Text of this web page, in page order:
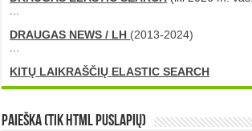
...
DRAUGAS NEWS / LH (2013-2024)
...
KITŲ LAIKRAŠČIŲ ELASTIC SEARCH
Paieška (tik HTML puslapių)